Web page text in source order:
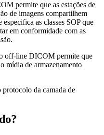
permite que as estações de
de imagens compartilhem
as classes SOP que
em conformidade com as
off-line DICOM permite que
mídia de armazenamento
da camada de